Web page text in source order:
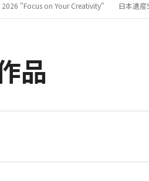
"Focus on Your Creativity" 日本遺産
品